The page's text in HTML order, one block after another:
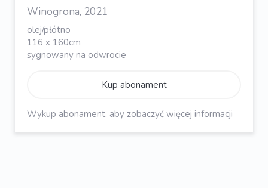
Winogrona, 2021
olej/płótno
116 x 160cm
sygnowany na odwrocie
Kup abonament
Wykup abonament, aby zobaczyć więcej informacji